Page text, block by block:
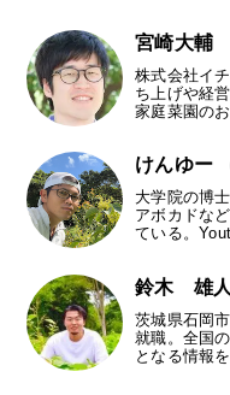
宮崎大輔
株式会社イ
ち上げや経
家庭菜園の
けんゆー
大学院の博
アボカドな
ている。
鈴木 雄人
茨城県石岡
就職。全国
となる情報